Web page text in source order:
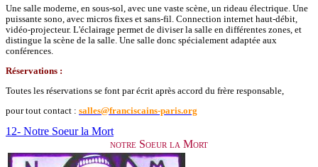
Une salle moderne, en sous-sol, avec une vaste scène, un rideau électrique. Une
puissante sono, avec micros fixes et sans-fil. Connection internet haut-débit,
vidéo-projecteur. L'éclairage permet de diviser la salle en différentes zones, et
distingue la scène de la salle. Une salle donc spécialement adaptée aux
conférences.
Réservations :
Toutes les réservations se font par écrit après accord du frère responsable,
pour tout contact : salles@franciscains-paris.org
12- Notre Soeur la Mort
notre Soeur la Mort